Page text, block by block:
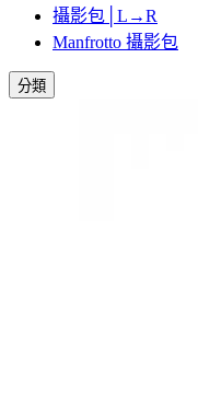
攝影包│L→R
Manfrotto 攝影包
分類